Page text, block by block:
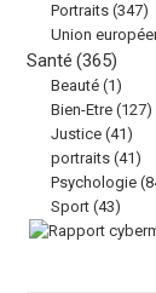
Portraits (347)
Union
Santé (365)
Beauté (1)
Bien-Etre (127)
Justice (41)
portraits (41)
Psychologie
Sport (43)